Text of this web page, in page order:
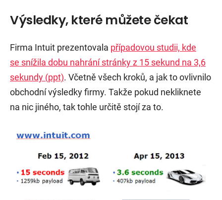
Výsledky, které můžete čekat
Firma Intuit prezentovala případovou studii, kde
se snížila dobu nahrání stránky z 15 sekund na 3,6
sekundy (ppt). Včetně všech kroků, a jak to ovlivnilo
obchodní výsledky firmy. Takže pokud nekliknete
na nic jiného, tak tohle určitě stojí za to.